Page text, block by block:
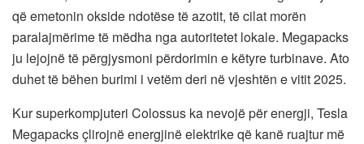
që emetonin okside ndotëse të azotit, të cilat morën
paralajmërime të mëdha nga autoritetet lokale. Megapacks
ju lejojnë të përgjysmoni përdorimin e këtyre turbinave. Ato
duhet të bëhen burimi i vetëm deri në vjeshtën e vitit 2025.
Kur superkompjuteri Colossus ka nevojë për energji, Tesla
Megapacks çlirojnë energjinë elektrike që kanë ruajtur më